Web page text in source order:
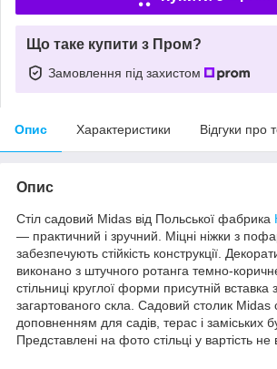
Що таке купити з Пром?
Замовлення під захистом
Опис Характеристики Відгуки про
Опис
Стіл садовий Midas від Польської фабрика
— практичний і зручний. Міцні ніжки з
забезпечують стійкість конструкції.
виконано з штучного ротанга темно-
стільниці круглої форми присутній вставка
загартованого скла. Садовий столик
доповненням для садів, терас і заміських
Представлені на фото стільці у вартість не